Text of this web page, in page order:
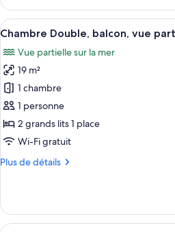
vue
partielle
sur
la
mer
(2
adults)
le
type
de
Chambre
Double,
balcon,
vue
partielle
sur
la
mer
adults)
Afficher
toutes
les
photos
pour
ce
type
de
chambre :
Chambre
vue
5
Chambre Double, balcon, vue
Vue partielle sur la mer
19 m²
1 chambre
1 personne
2 grands lits 1 place
Wi-Fi gratuit
Plus de détails
Plus
le
type